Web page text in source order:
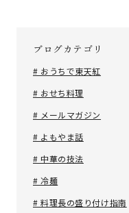
ブログカテゴリ
# おうちで東天紅
# おせち料理
# メールマガジン
# よもやま話
# 中華の技法
# 冷麺
# 料理長の盛り付け指南